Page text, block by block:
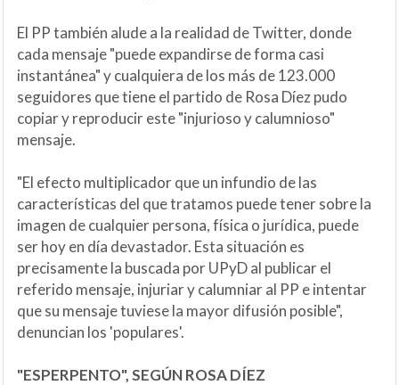
El PP también alude a la realidad de Twitter, donde
cada mensaje "puede expandirse de forma casi
instantánea" y cualquiera de los más de 123.000
seguidores que tiene el partido de Rosa Díez pudo
copiar y reproducir este "injurioso y calumnioso"
mensaje.
"El efecto multiplicador que un infundio de las
características del que tratamos puede tener sobre la
imagen de cualquier persona, física o jurídica, puede
ser hoy en día devastador. Esta situación es
precisamente la buscada por UPyD al publicar el
referido mensaje, injuriar y calumniar al PP e intentar
que su mensaje tuviese la mayor difusión posible",
denuncian los 'populares'.
"ESPERPENTO", SEGÚN ROSA DÍEZ